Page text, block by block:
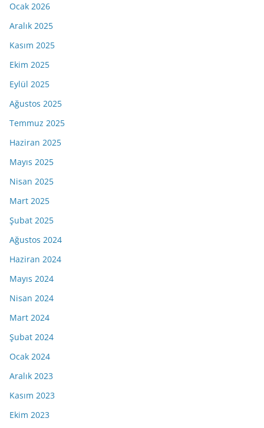
Ocak 2026
Aralık 2025
Kasım 2025
Ekim 2025
Eylül 2025
Ağustos 2025
Temmuz 2025
Haziran 2025
Mayıs 2025
Nisan 2025
Mart 2025
Şubat 2025
Ağustos 2024
Haziran 2024
Mayıs 2024
Nisan 2024
Mart 2024
Şubat 2024
Ocak 2024
Aralık 2023
Kasım 2023
Ekim 2023